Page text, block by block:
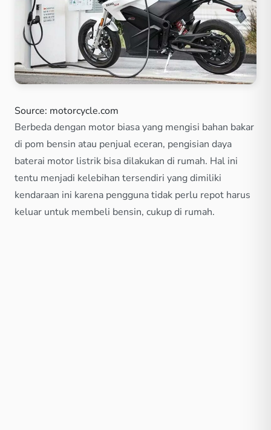
Source: motorcycle.com
Berbeda dengan motor biasa yang mengisi bahan bakar
di pom bensin atau penjual eceran, pengisian daya
baterai motor listrik bisa dilakukan di rumah. Hal ini
tentu menjadi kelebihan tersendiri yang dimiliki
kendaraan ini karena pengguna tidak perlu repot harus
keluar untuk membeli bensin, cukup di rumah.